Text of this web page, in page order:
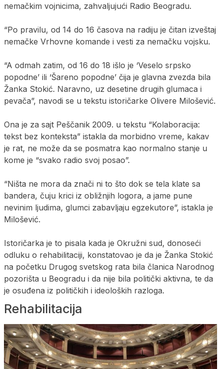
nemačkim vojnicima, zahvaljujući Radio Beogradu.
“Po pravilu, od 14 do 16 časova na radiju je čitan izveštaj
nemačke Vrhovne komande i vesti za nemačku vojsku.
“A odmah zatim, od 16 do 18 išlo je ‘Veselo srpsko
popodne’ ili ‘Šareno popodne’ čija je glavna zvezda bila
Žanka Stokić. Naravno, uz desetine drugih glumaca i
pevača”, navodi se u tekstu istoričarke Olivere Milošević.
Ona je za sajt Peščanik 2009. u tekstu “Kolaboracija:
tekst bez konteksta” istakla da morbidno vreme, kakav
je rat, ne može da se posmatra kao normalno stanje u
kome je “svako radio svoj posao”.
“Ništa ne mora da znači ni to što dok se tela klate sa
bandera, čuju krici iz obližnjih logora, a jame pune
nevinim ljudima, glumci zabavljaju egzekutore”, istakla je
Milošević.
Istoričarka je to pisala kada je Okružni sud, donoseći
odluku o rehabilitaciji, konstatovao je da je Žanka Stokić
na početku Drugog svetskog rata bila članica Narodnog
pozorišta u Beogradu i da nije bila politički aktivna, te da
je osuđena iz političkih i ideoloških razloga.
Rehabilitacija